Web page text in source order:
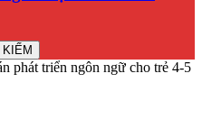
phát triển ngôn ngữ cho trẻ 4-5